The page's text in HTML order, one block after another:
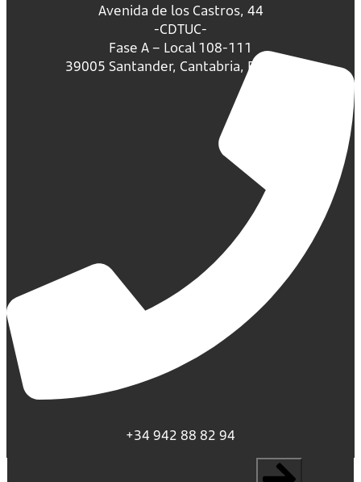
Avenida de los Castros, 44
-CDTUC-
Fase A – Local 108-111
39005 Santander, Cantabria, España.
+34 942 88 82 94